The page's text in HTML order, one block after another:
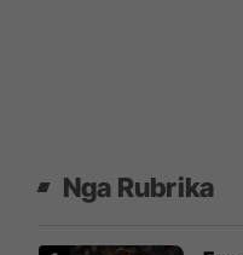
Nga Rubrika